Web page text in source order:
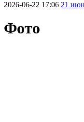
2026-06-22 17:06 21
Фото